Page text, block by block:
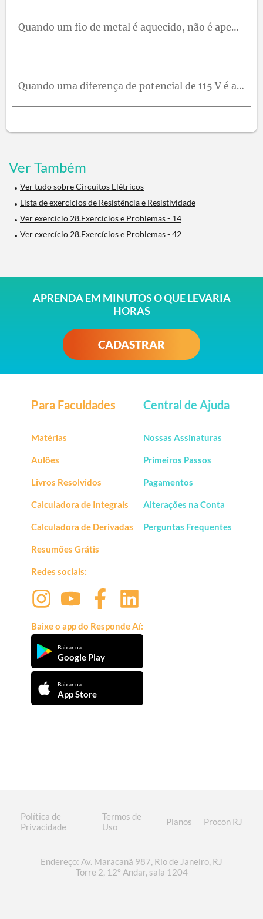
Quando um fio de metal é aquecido, não é apenas a resistividade que muda; o comprimento e a área do fio também são afetados. De acordo com a equação R=ρ L / A , as três grandezas devem ser levadas em
Quando uma diferença de potencial de 115 V é aplicada às extremidades de um fio de 10 m de comprimento com um raio de 0,30 m m , o módulo da densidade de corrente é 1,4 × 10 8 A / m 2 . Determine a re
Ver Também
Ver tudo sobre Circuitos Elétricos
Lista de exercícios de Resistência e Resistividade
Ver exercício 28.Exercícios e Problemas - 14
Ver exercício 28.Exercícios e Problemas - 42
APRENDA EM MINUTOS O QUE LEVARIA
HORAS
CADASTRAR
Para Faculdades
Matérias
Aulões
Livros Resolvidos
Calculadora de Integrais
Calculadora de Derivadas
Resumões Grátis
Redes sociais:
Baixe o app do Responde Aí:
Baixar na
Google Play
Baixar na
App Store
Central de Ajuda
Nossas Assinaturas
Primeiros Passos
Pagamentos
Alterações na Conta
Perguntas Frequentes
Política de
Privacidade
Termos de
Uso
Planos Procon RJ
Endereço: Av. Maracanã 987, Rio de Janeiro, RJ
Torre 2, 12º Andar, sala 1204